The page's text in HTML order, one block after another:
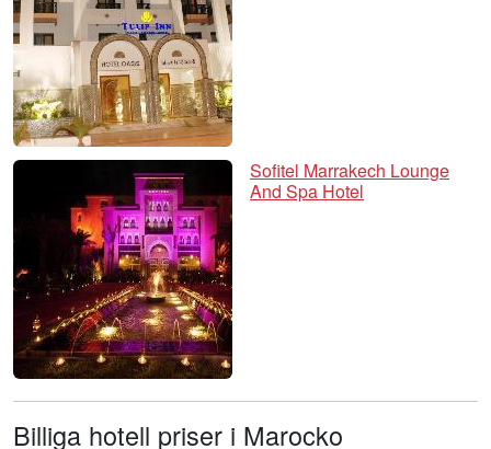
Sofitel Marrakech Lounge
And Spa Hotel
Billiga hotell priser i Marocko